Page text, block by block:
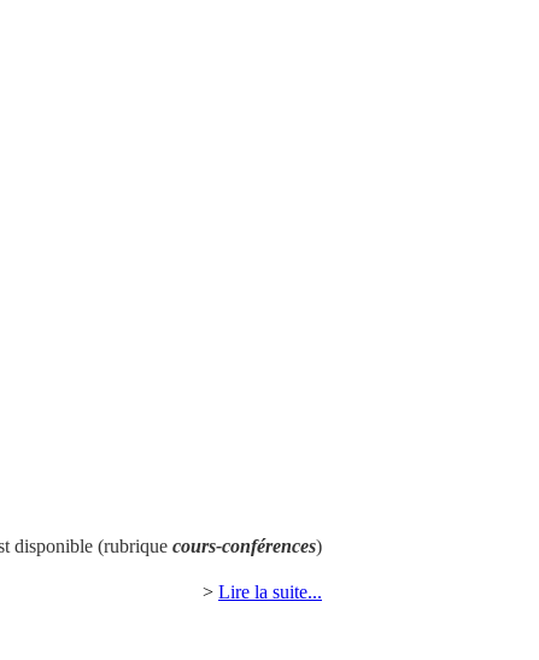
disponible (rubrique cours-conférences)
> Lire la suite...